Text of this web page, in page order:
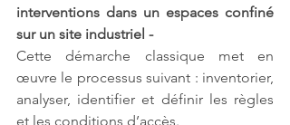
interventions dans un espaces confiné
sur un site industriel -
Cette démarche classique met en
œuvre le processus suivant : inventorier,
analyser, identifier et définir les règles
et les conditions d’accès.